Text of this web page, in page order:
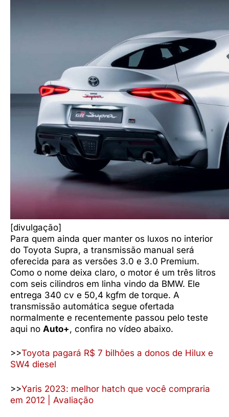
[divulgação]
Para quem ainda quer manter os luxos no interior
do Toyota Supra, a transmissão manual será
oferecida para as versões 3.0 e 3.0 Premium.
Como o nome deixa claro, o motor é um três litros
com seis cilindros em linha vindo da BMW. Ele
entrega 340 cv e 50,4 kgfm de torque. A
transmissão automática segue ofertada
normalmente e recentemente passou pelo teste
aqui no Auto+ , confira no vídeo abaixo.
>>Toyota pagará R$ 7 bilhões a donos de Hilux e
SW4 diesel
>>Yaris 2023: melhor hatch que você compraria
em 2012 | Avaliação